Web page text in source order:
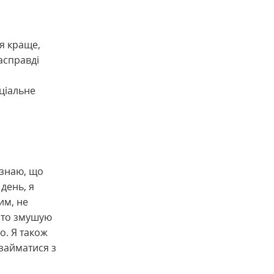
краще,
знаю, що
я
не
то змушую
Я також
з